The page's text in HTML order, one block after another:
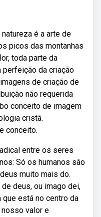
é a arte de
picos das montanhas
toda parte da
perfeição da criação
de criação de
não requerida
conceito de imagem
cristã.
conceito.
entre os seres
Só os humanos são
muito mais do.
deus, ou imago dei,
está no centro da
nosso valor e